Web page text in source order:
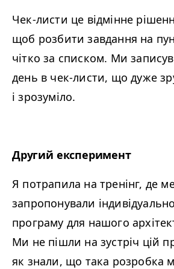
Чек-листи це відмінне
щоб розбити завдання на
чітко за списком. Ми
день в чек-листи, що дуже
і зрозуміло.
Другий експеримент
Я потрапила на тренінг, де
запропонували
програму для нашого
Ми не пішли на зустріч цій
як знали, що така розробка